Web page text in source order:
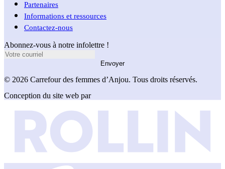
Partenaires
Informations et ressources
Contactez-nous
Abonnez-vous à notre infolettre !
Envoyer
© 2026 Carrefour des femmes d’Anjou. Tous droits réservés.
Conception du site web par